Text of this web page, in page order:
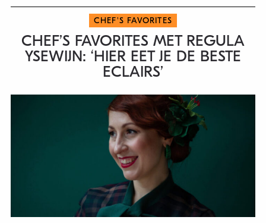
CHEF'S FAVORITES
CHEF’S FAVORITES MET REGULA
YSEWIJN: ‘HIER EET JE DE BESTE
ECLAIRS’